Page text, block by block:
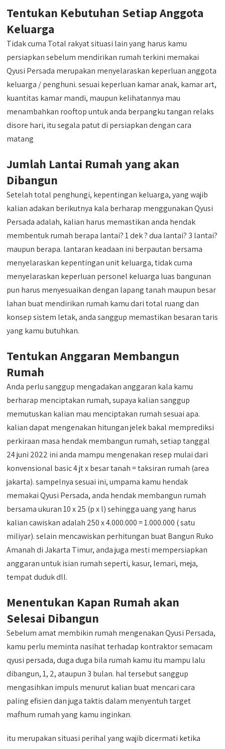
Tentukan Kebutuhan Setiap Anggota
Keluarga
Tidak cuma Total rakyat situasi lain yang harus kamu
persiapkan sebelum mendirikan rumah terkini memakai
Qyusi Persada merupakan menyelaraskan keperluan anggota
keluarga / penghuni. sesuai keperluan kamar anak, kamar art,
kuantitas kamar mandi, maupun kelihatannya mau
menambahkan rooftop untuk anda berpangku tangan relaks
disore hari, itu segala patut di persiapkan dengan cara
matang
Jumlah Lantai Rumah yang akan
Dibangun
Setelah total penghungi, kepentingan keluarga, yang wajib
kalian adakan berikutnya kala berharap menggunakan Qyusi
Persada adalah, kalian harus memastikan anda hendak
membentuk rumah berapa lantai? 1 dek ? dua lantai? 3 lantai?
maupun berapa. lantaran keadaan ini berpautan bersama
menyelaraskan kepentingan unit keluarga, tidak cuma
menyelaraskan keperluan personel keluarga luas bangunan
pun harus menyesuaikan dengan lapang tanah maupun besar
lahan buat mendirikan rumah kamu dari total ruang dan
konsep sistem letak, anda sanggup memastikan besaran taris
yang kamu butuhkan.
Tentukan Anggaran Membangun
Rumah
Anda perlu sanggup mengadakan anggaran kala kamu
berharap menciptakan rumah, supaya kalian sanggup
memutuskan kalian mau menciptakan rumah sesuai apa.
kalian dapat mengenakan hitungan jelek bakal memprediksi
perkiraan masa hendak membangun rumah, setiap tanggal
24 juni 2022 ini anda mampu mengenakan resep mulai dari
konvensional basic 4 jt x besar tanah = taksiran rumah (area
jakarta). sampelnya sesuai ini, umpama kamu hendak
memakai Qyusi Persada, anda hendak membangun rumah
bersama ukuran 10 x 25 (p x l) sehingga uang yang harus
kalian cawiskan adalah 250 x 4.000.000 = 1.000.000 ( satu
miliyar). selain mencawiskan perhitungan buat Bangun Ruko
Amanah di Jakarta Timur, anda juga mesti mempersiapkan
anggaran untuk isian rumah seperti, kasur, lemari, meja,
tempat duduk dll.
Menentukan Kapan Rumah akan
Selesai Dibangun
Sebelum amat membikin rumah mengenakan Qyusi Persada,
kamu perlu meminta nasihat terhadap kontraktor semacam
qyusi persada, duga duga bila rumah kamu itu mampu lalu
dibangun, 1, 2, ataupun 3 bulan. hal tersebut sanggup
mengasihkan impuls menurut kalian buat mencari cara
paling efisien dan juga taktis dalam menyentuh target
mafhum rumah yang kamu inginkan.
itu merupakan situasi perihal yang wajib dicermati ketika